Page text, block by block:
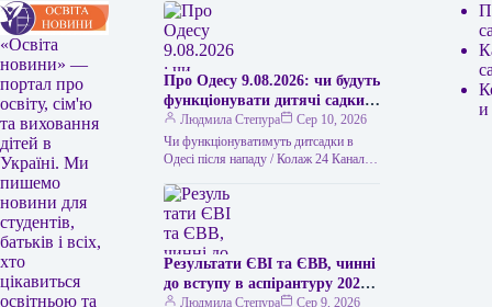
«Освіта
новини» —
портал про
освіту, сім'ю
та виховання
дітей в
Україні. Ми
пишемо
новини для
студентів,
батьків і всіх,
хто
цікавиться
освітньою та
Про Одесу 9.08.2026: чи будуть
функціонувати дитячі садки
без електрики та
водопостачання
Людмила Степура
Сер 10, 2026
Чи функціонуватимуть дитсадки в
Одесі після нападу / Колаж 24 Каналу
напад Росії на Одесу, що стався…
Результати ЄВІ та ЄВВ, чинні
до вступу в аспірантуру 2026
рокуЛюдмила Степура Сер 9, 2026
и